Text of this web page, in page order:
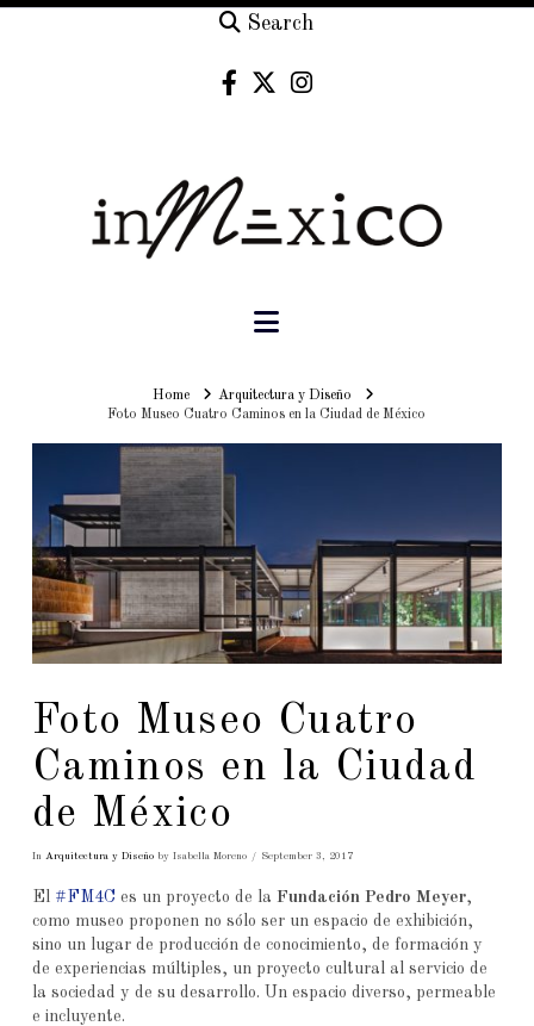
Search
Navigation
HomeHomeArquitectura y Diseño
Foto Museo Cuatro Caminos en la Ciudad de México
Foto Museo Cuatro
Caminos en la Ciudad
de México
In Arquitectura y Diseñoby Isabella Moreno September 3, 2017
El #FM4C es un proyecto de la Fundación Pedro Meyer,
como museo proponen no sólo ser un espacio de exhibición,
sino un lugar de producción de conocimiento, de formación y
de experiencias múltiples, un proyecto cultural al servicio de
la sociedad y de su desarrollo. Un espacio diverso, permeable
e incluyente.